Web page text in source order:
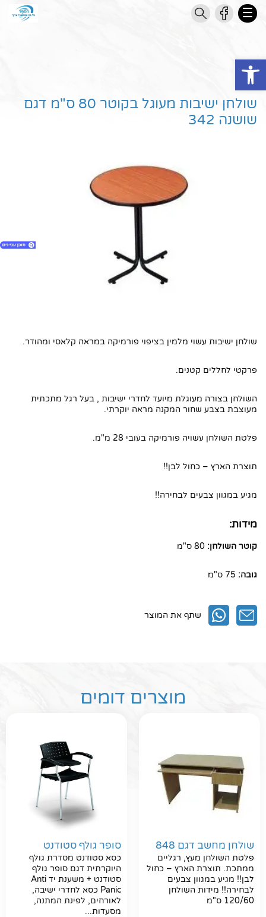
Open toolbar
שושנה 342
4. חפשו באתר שלנו
שולחן ישיבות מעוגל בקוטר 80 ס"מ דגם
שושנה 342
שולחן ישיבות עשוי מלמין בציפוי פורמיקה במראה קלאסי ומהודר.
פרקטי לחללים קטנים.
השולחן בצורה מעוגלת מיועד לחדרי ישיבות , בעל רגל מתכתית
מעוצבת בצבע שחור המקנה מראה יוקרתי.
פלטת השולחן עשויה פורמיקה בעובי 28 מ"מ.
תוצרת הארץ – כחול לבן!!
מגיע במגוון צבעים לבחירה!!
מידות:
קוטר השולחן:
גובה:
שתף את המוצר
מוצרים דומים
שולחן מחשב דגם 848
פלטת השולחן מעץ, רגליים
ממתכת. תוצרת הארץ – כחול
לבן!! מגיע במגוון צבעים
לבחירה!! מידות השולחן
120/60 ס"מ
סופר גולף סטודנט
כסא סטודנט מסדרת גולף
היוקרתית דגם סופר גולף
סטודנט + משענת יד Anti
Panic כסא לחדרי ישיבה,
לאורחים, לפינת המתנה,
מסעדות...